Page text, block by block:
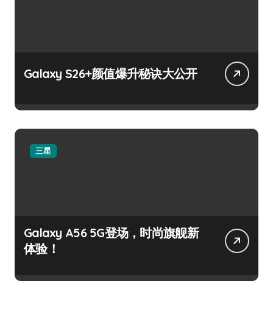
Galaxy S26+颜值爆升秘诀大公开
三星
Galaxy A56 5G登场，时尚旗舰新
体验！